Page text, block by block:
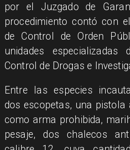
por el Juzgado de
procedimiento contó con
de Control de Orden
unidades
Control de Drogas e
Entre las especies
dos escopetas, una pistola
como arma prohibida,
pesaje, dos chalecos